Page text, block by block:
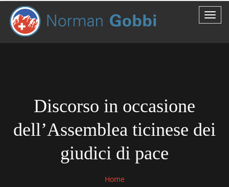
Discorso in occasione
dell’Assemblea ticinese dei
giudici di pace
Home